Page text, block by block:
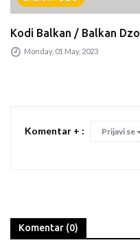
Kodi Balkan / Balkan Dzo
Monday, 01 May, 2023
Komentar + : Prijavi se
Komentar (0)